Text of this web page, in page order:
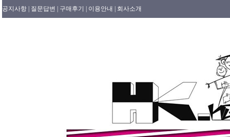
공지사항 | 질문답변 | 구매후기 | 이용안내 | 회사소개